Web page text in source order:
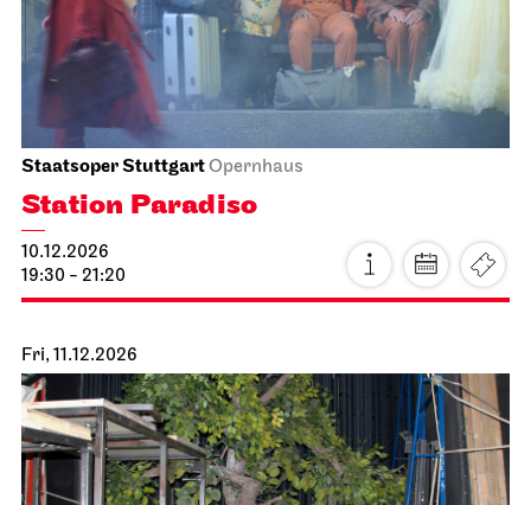
10.12.2026
18:30